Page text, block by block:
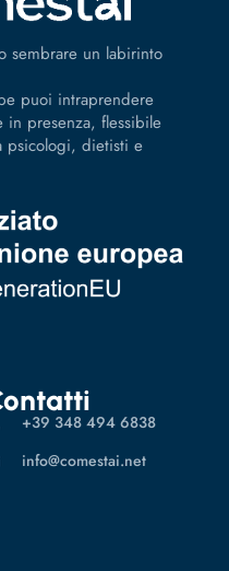
sembrare un labirinto
puoi intraprendere
presenza, flessibile
psicologi, dietisti e
‪+39 348 494 6838
info@comestai.net